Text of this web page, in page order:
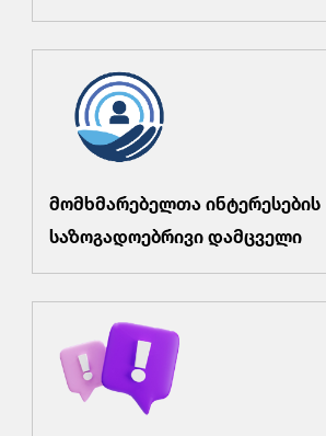
მომხმარებელთა ინტერესების
საზოგადოებრივი დამცველი